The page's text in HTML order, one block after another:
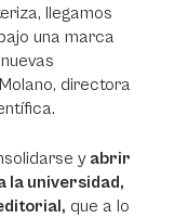
llegamos
una marca
directora
y abrir
la universidad,
que a lo